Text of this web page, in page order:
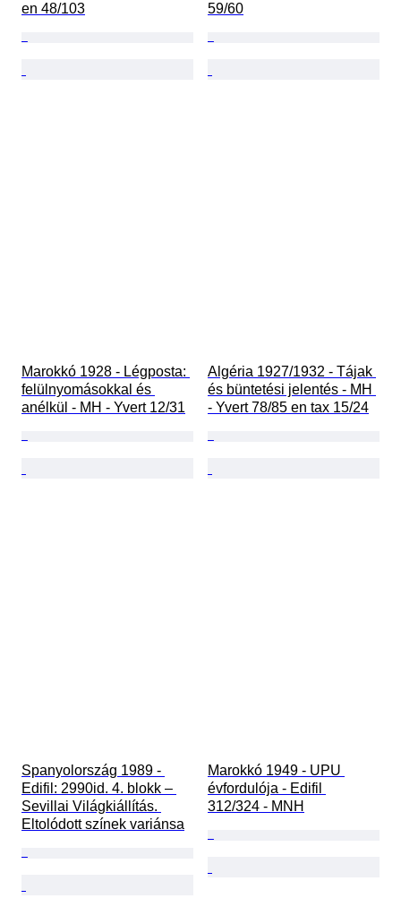
en 48/103
59/60
Marokkó 1928 - Légposta:
felülnyomásokkal és
anélkül - MH - Yvert 12/31
Algéria 1927/1932 - Tájak
és büntetési jelentés - MH
- Yvert 78/85 en tax 15/24
Spanyolország 1989 -
Edifil: 2990id. 4. blokk –
Sevillai Világkiállítás.
Eltolódott színek variánsa
Marokkó 1949 - UPU
évfordulója - Edifil
312/324 - MNH